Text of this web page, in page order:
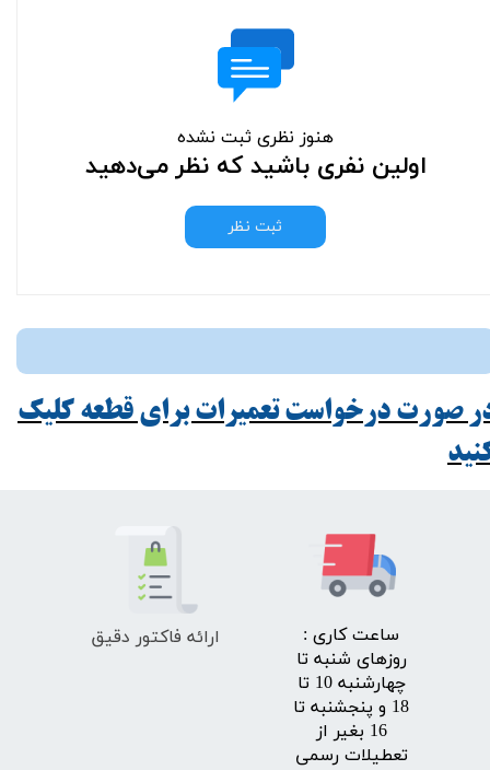
هنوز نظری ثبت نشده
اولین نفری باشید که نظر می‌دهید
ثبت نظر
صورت درخواست تعمیرات برای قطعه کلیک
​ساعت کاری :
روزهای شنبه تا
چهارشنبه 10 تا
18 و پنجشنبه تا
16 بغیر از
تعطیلات رسمی
ارائه فاکتور دقیق